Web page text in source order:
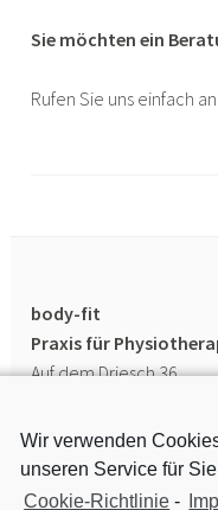
Sie möchten ein
Rufen Sie uns einfach
body-fit
Praxis für
Auf dem Driesch 36
Impressum
Wir verwenden
unseren Service für
Cookie-Richtlinie -